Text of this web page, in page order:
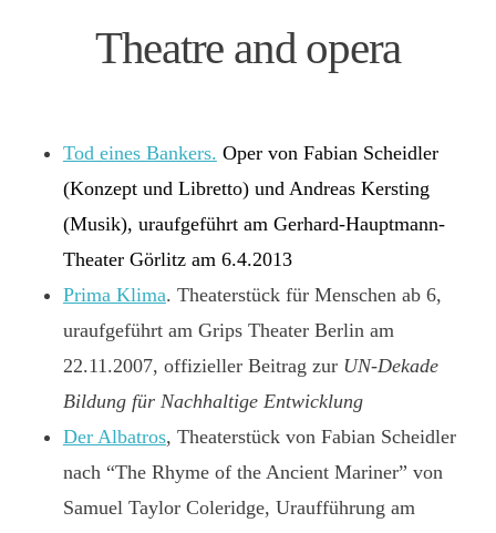
Theatre and opera
Tod eines Bankers. Oper von Fabian Scheidler
(Konzept und Libretto) und Andreas Kersting
(Musik), uraufgeführt am Gerhard-Hauptmann-
Theater Görlitz am 6.4.2013
Prima Klima. Theaterstück für Menschen ab 6,
uraufgeführt am Grips Theater Berlin am
22.11.2007, offizieller Beitrag zur UN-Dekade
Bildung für Nachhaltige Entwicklung
Der Albatros, Theaterstück von Fabian Scheidler
nach “The Rhyme of the Ancient Mariner” von
Samuel Taylor Coleridge, Uraufführung am